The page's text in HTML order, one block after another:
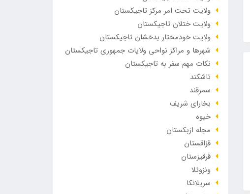
ولایت تحت امر مرکز تاجیکستان
ولایت ختلان تاجیکستان
ولایت خودمختار بدخشان تاجیکستان
شهرها و مراکز نواحی ولایات جمهوری تاجیکستان
نکات مهم سفر به تاجیکستان
تاشکند
سمرقند
بخارای شریف
خیوه
مجله ازبکستان
قزاقستان
قرقیزستان
ونزوئلا
سریلانکا